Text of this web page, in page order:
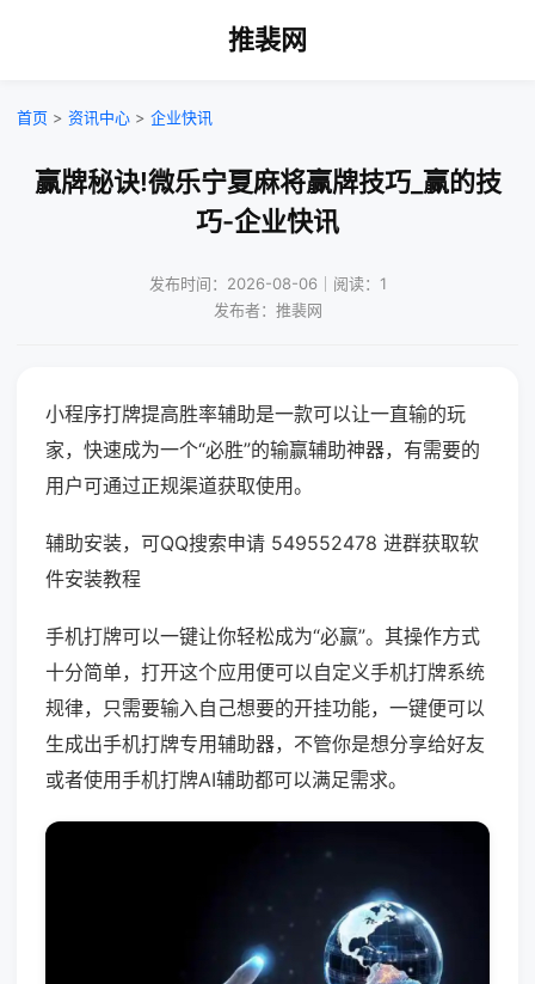
推裴网
首页 > 资讯中心 > 企业快讯
赢牌秘诀!微乐宁夏麻将赢牌技巧_赢的技
巧-企业快讯
发布时间：2026-08-06｜阅读：1
发布者：推裴网
小程序打牌提高胜率辅助是一款可以让一直输的玩
家，快速成为一个“必胜”的输赢辅助神器，有需要的
用户可通过正规渠道获取使用。
辅助安装，可QQ搜索申请 549552478 进群获取软
件安装教程
手机打牌可以一键让你轻松成为“必赢”。其操作方式
十分简单，打开这个应用便可以自定义手机打牌系统
规律，只需要输入自己想要的开挂功能，一键便可以
生成出手机打牌专用辅助器，不管你是想分享给好友
或者使用手机打牌AI辅助都可以满足需求。